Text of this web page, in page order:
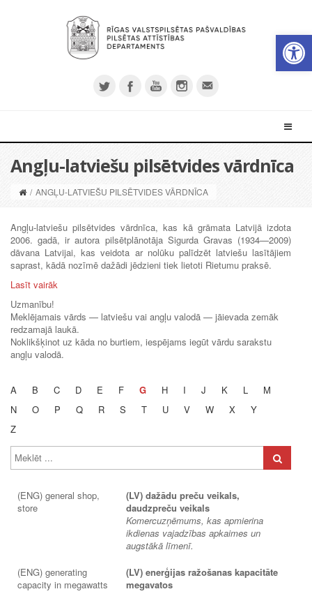
Angļu-latviešu pilsētvides vārdnīca
/ ANGĻU-LATVIEŠU PILSĒTVIDES VĀRDNĪCA
Angļu-latviešu pilsētvides vārdnīca, kas kā grāmata Latvijā izdota
2006. gadā, ir autora pilsētplānotāja Sigurda Gravas (1934—2009)
dāvana Latvijai, kas veidota ar nolūku palīdzēt latviešu lasītājiem
saprast, kādā nozīmē dažādi jēdzieni tiek lietoti Rietumu praksē.
Lasīt vairāk
Uzmanību!
Meklējamais vārds — latviešu vai angļu valodā — jāievada zemāk
redzamajā laukā.
Noklikšķinot uz kāda no burtiem, iespējams iegūt vārdu sarakstu
angļu valodā.
A B C D E F G H I J K L
M
N
O P Q R S T U V W X
Y
Z
(ENG) general shop,
store
(LV) dažādu preču veikals,
daudzpreču veikals
Komercuzņēmums, kas apmierina
ikdienas vajadzības apkaimes un
augstākā līmenī.
(ENG) generating
capacity in megawatts
(LV) enerģijas ražošanas kapacitāte
megavatos